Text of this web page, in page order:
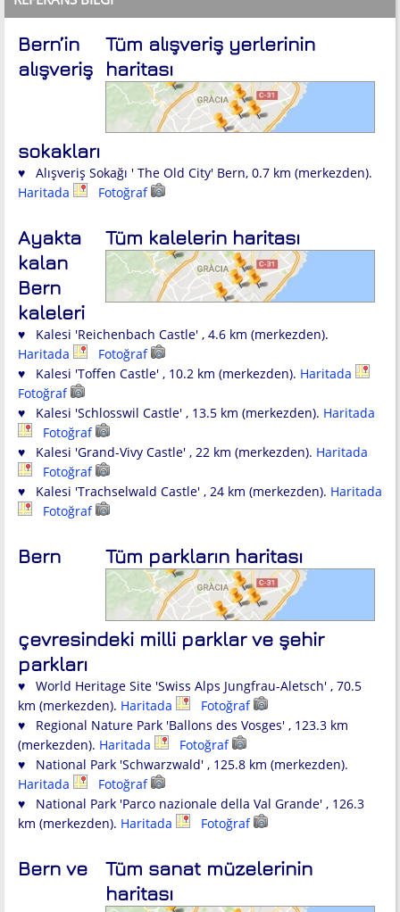
Tüm alışveriş yerlerinin
haritası
Bern’in
alışveriş
sokakları
♥ Alışveriş Sokağı ' The Old City' Bern, 0.7 km (merkezden).
Haritada
Fotoğraf
Tüm kalelerin haritası
Ayakta
kalan
Bern
kaleleri
♥ Kalesi 'Reichenbach Castle' , 4.6 km (merkezden).
Haritada
Fotoğraf
♥ Kalesi 'Toffen Castle' , 10.2 km (merkezden). Haritada
Fotoğraf
♥ Kalesi 'Schlosswil Castle' , 13.5 km (merkezden). Haritada
Fotoğraf
♥ Kalesi 'Grand-Vivy Castle' , 22 km (merkezden). Haritada
Fotoğraf
♥ Kalesi 'Trachselwald Castle' , 24 km (merkezden). Haritada
Fotoğraf
Tüm parkların haritası
Bern
çevresindeki milli parklar ve şehir
parkları
♥ World Heritage Site 'Swiss Alps Jungfrau-Aletsch' , 70.5
km (merkezden). Haritada
Fotoğraf
♥ Regional Nature Park 'Ballons des Vosges' , 123.3 km
(merkezden). Haritada
Fotoğraf
♥ National Park 'Schwarzwald' , 125.8 km (merkezden).
Haritada
Fotoğraf
♥ National Park 'Parco nazionale della Val Grande' , 126.3
km (merkezden). Haritada Fotoğraf
Tüm sanat müzelerinin
haritası
Bern ve